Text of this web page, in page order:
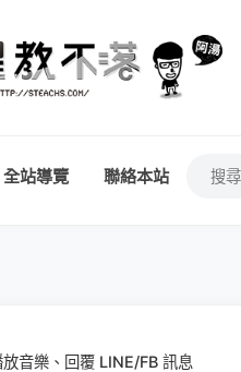
全站導覽 聯絡本站
音樂、回覆 LINE/FB 訊息